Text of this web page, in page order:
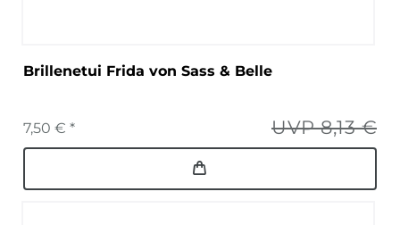
Brillenetui Frida von Sass & Belle
UVP 8,13 €
7,50 € *